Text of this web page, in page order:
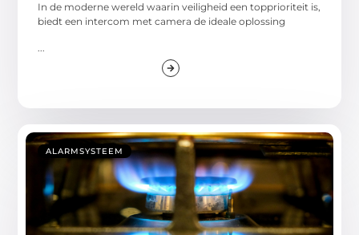
In de moderne wereld waarin veiligheid een topprioriteit is,
biedt een intercom met camera de ideale oplossing
ALARMSYSTEEM